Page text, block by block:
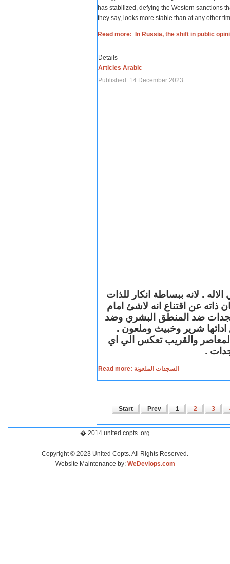
has stabilized, defying the Western sanctions
they say, looks more stable than at any other
Read more: In Russia, the shift in public
Details
Articles Arabic
Published: 14 December 2023
. لانه ببساطة انكار للذات
ذاته عن اقتناع انه لاشئ امام
ضد المنطق البشري وضد
ادائها شرير وخبيث وملعون .
المعاصر والقريب تعكس الي اي
.
Read more: السجدات الملعونة
Start Prev 1 2 3
� 2014 united copts .org
Copyright © 2023 United Copts. All Rights Reserved.
Website Maintenance by: WeDevlops.com